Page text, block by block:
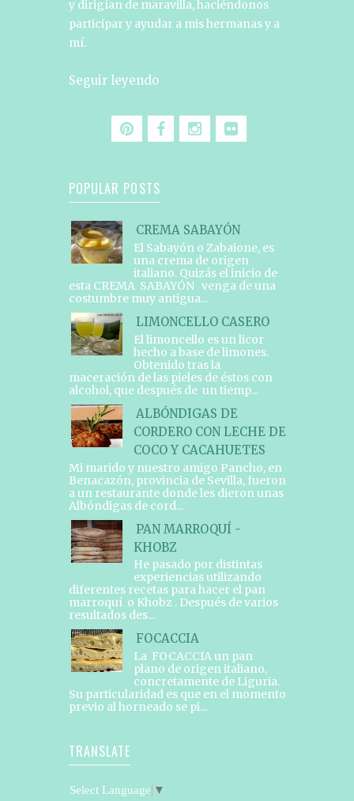
y dirigían de maravilla, haciéndonos
participar y ayudar a mis hermanas y a
mí.
Seguir leyendo
POPULAR POSTS
CREMA SABAYÓN
El Sabayón o Zabaione, es
una crema de origen
italiano. Quizás el inicio de
esta CREMA SABAYÓN venga de una
costumbre muy antigua...
LIMONCELLO CASERO
El limoncello es un licor
hecho a base de limones.
Obtenido tras la
maceración de las pieles de éstos con
alcohol, que después de un tiemp...
ALBÓNDIGAS DE
CORDERO CON LECHE DE
COCO Y CACAHUETES
Mi marido y nuestro amigo Pancho, en
Benacazón, provincia de Sevilla, fueron
a un restaurante donde les dieron unas
Albóndigas de cord...
PAN MARROQUÍ -
KHOBZ
He pasado por distintas
experiencias utilizando
diferentes recetas para hacer el pan
marroquí o Khobz . Después de varios
resultados des...
FOCACCIA
La FOCACCIA un pan
plano de origen italiano,
concretamente de Liguria.
Su particularidad es que en el momento
previo al horneado se pi...
TRANSLATE
Select Language ▼